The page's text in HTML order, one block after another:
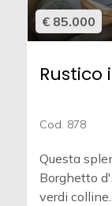
€ 85.000
Cod. 878
Questa
Borghetto
verdi